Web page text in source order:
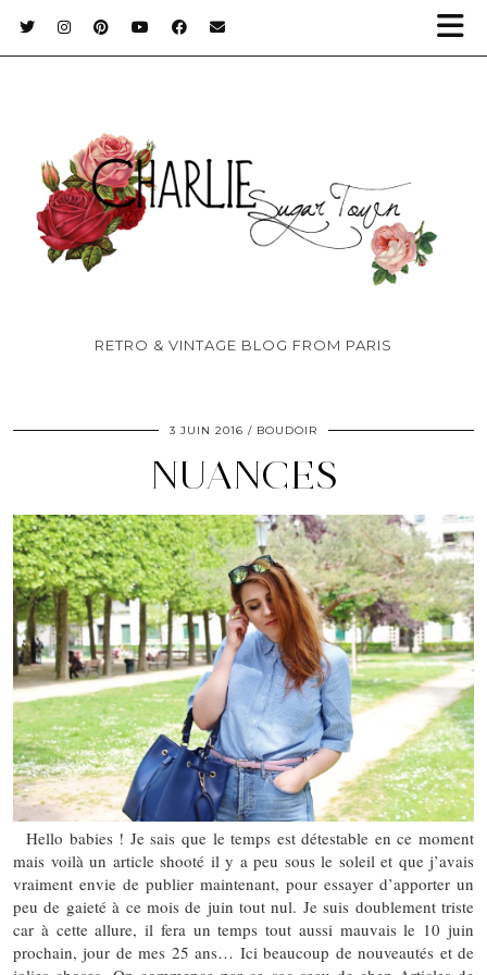
RETRO & VINTAGE BLOG FROM PARIS
3 JUIN 2016 BOUDOIR
NUANCES
Hello babies ! Je sais que le temps est détestable en ce moment
mais voilà un article shooté il y a peu sous le soleil et que j’avais
vraiment envie de publier maintenant, pour essayer d’apporter un
peu de gaieté à ce mois de juin tout nul. Je suis doublement triste
car à cette allure, il fera un temps tout aussi mauvais le 10 juin
prochain, jour de mes 25 ans… Ici beaucoup de nouveautés et de